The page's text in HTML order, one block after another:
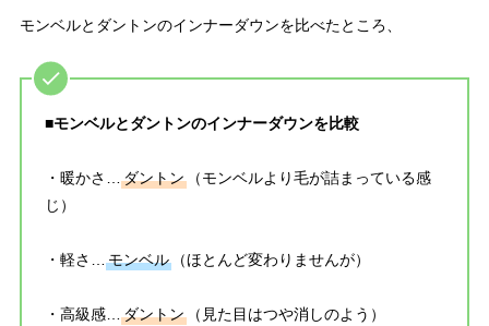
モンベルとダントンのインナーダウンを比べたところ、
■モンベルとダントンのインナーダウンを比較
・暖かさ… ダントン（モンベルより毛が詰まっている感
じ）
・軽さ… モンベル（ほとんど変わりませんが）
・高級感… ダントン（見た目はつや消しのよう）